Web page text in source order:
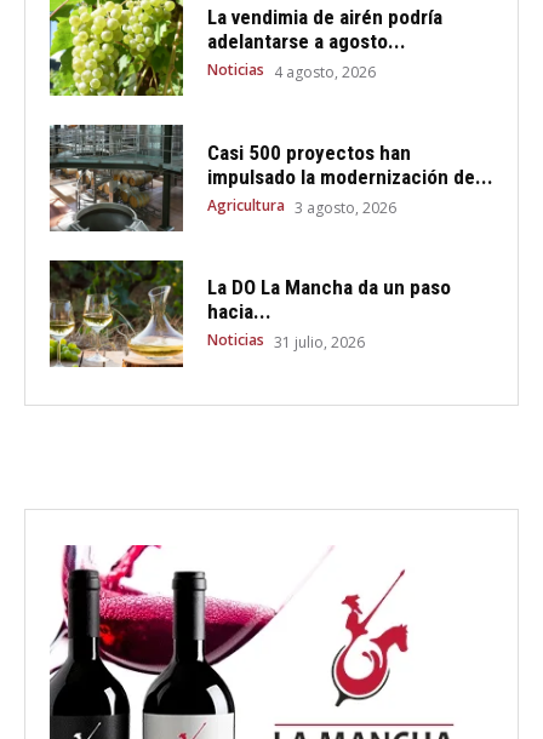
La vendimia de airén podría
adelantarse a agosto...
Noticias 4 agosto, 2026
Casi 500 proyectos han
impulsado la modernización de...
Agricultura 3 agosto, 2026
La DO La Mancha da un paso
hacia...
Noticias 31 julio, 2026